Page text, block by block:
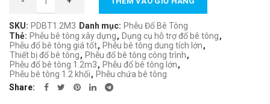
SKU: PDBT1.2M3 Danh mục: Phễu Đổ Bê Tông
Thẻ: Phễu bê tông xây dựng, Dụng cụ hỗ trợ đổ bê tông,
Phễu đổ bê tông giá tốt, Phễu bê tông dung tích lớn,
Thiết bị đổ bê tông, Phễu đổ bê tông công trình,
Phễu đổ bê tông 1.2m3, Phễu đổ bê tông lớn,
Phễu bê tông 1.2 khối, Phễu chứa bê tông
Share